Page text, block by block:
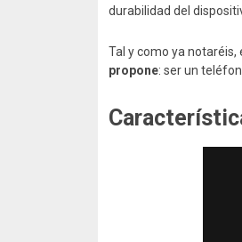
durabilidad del
Tal y como ya notaréis,
propone: ser un